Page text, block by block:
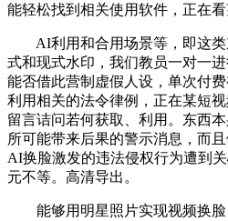
能轻松找到相关使用软件，正在看
AI利用和合用场景等，即这类
式和现式水印，我们教员一对一
能否借此营制虚假人设，单次付
利用相关的法令律例，正在某短
留言诘问若何获取、利用。东西
所可能带来后果的警示消息，而
AI换脸激发的违法侵权行为遭到
元不等。高清导出。
能够用明星照片实现视频换脸